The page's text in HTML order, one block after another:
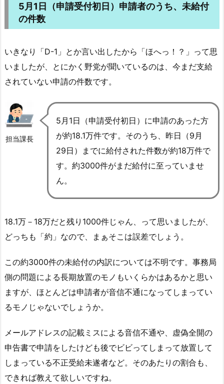
5月1日（申請受付初日）申請者のうち、未給付
の件数
いきなり「D-1」とか言い出したから「ほへっ！？」って思
いましたが、とにかく野党が聞いているのは、今まだ支給
されていない申請の件数です。
担当課長
5月1日（申請受付初日）に申請のあった方
が約18.1万件です。そのうち、昨日（9月
29日）までに給付された件数が約18万件で
す。約3000件がまだ給付に至っていませ
ん。
18.1万－18万だと残り1000件じゃん、って思いましたが、
どっちも「約」なので、まぁそこは誤差でしょう。
この約3000件の未給付の内訳については不明です。事務局
側の問題による長期放置のモノもいくらかはあるかと思い
ますが、ほとんどは申請者が音信不通になってしまってい
るモノじゃないでしょうか。
メールアドレスの記載ミスによる音信不通や、虚偽全開の
申告書で申請をしたけども後でビビってしまって放置して
しまっている不正受給未遂者など。そのあたりの割合も、
できれば教えて欲しいですね。